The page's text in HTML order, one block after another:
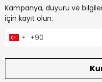
Kampanya, duyuru ve
için kayıt olun.